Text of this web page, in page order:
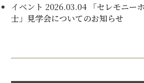
イベント 2026.03.04
「セレモニー
士」見学会についてのお知らせ